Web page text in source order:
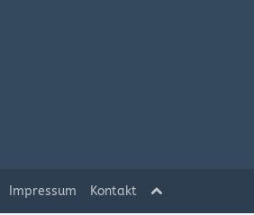
Impressum Kontakt